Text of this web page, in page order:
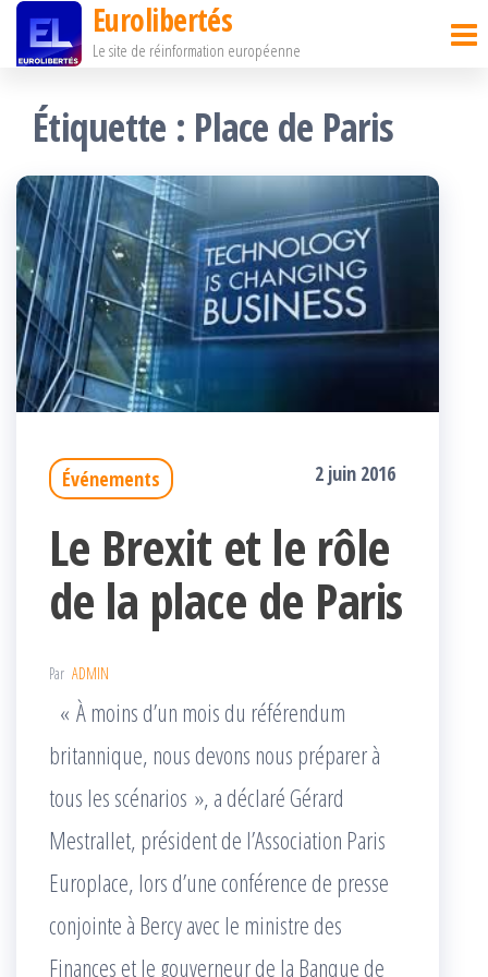
Passer
contenu
Eurolibertés
Le site de réinformation européenne
Étiquette : Place de Paris
Événements 2 juin 2016
Le Brexit et le rôle
de la place de Paris
Par ADMIN
« À moins d’un mois du référendum
britannique, nous devons nous préparer à
tous les scénarios », a déclaré Gérard
Mestrallet, président de l’Association Paris
Europlace, lors d’une conférence de presse
conjointe à Bercy avec le ministre des
Finances et le gouverneur de la Banque de